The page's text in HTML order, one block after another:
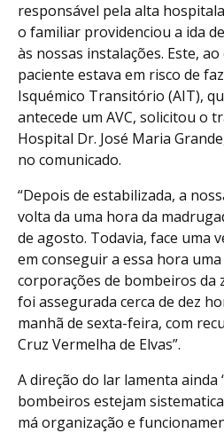
responsável pela alta
o familiar providenciou a ida
às nossas instalações. Este,
paciente estava em risco de
Isquémico Transitório (AIT),
antecede um AVC, solicitou o
Hospital Dr. José Maria
no comunicado.
“Depois de estabilizada, a
volta da uma hora da
de agosto. Todavia, face uma
em conseguir a essa hora
corporações de bombeiros da
foi assegurada cerca de dez
manhã de sexta-feira, com
Cruz Vermelha de Elvas”.
A direção do lar lamenta ainda
bombeiros estejam
má organização e